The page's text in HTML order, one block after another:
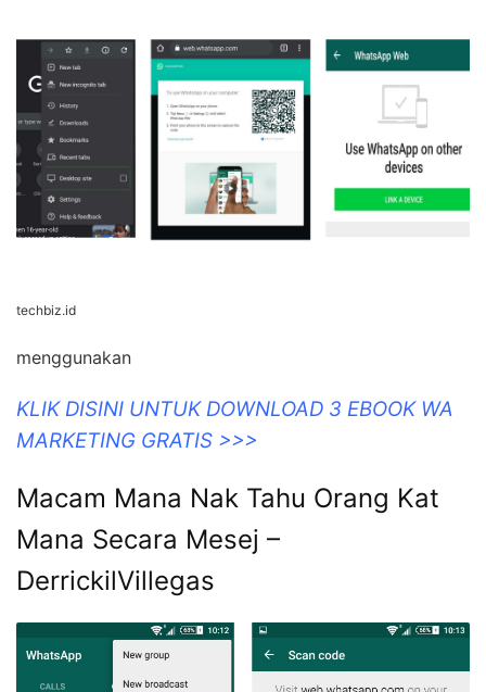
Cara Menggunakan WhatsApp Web
Di Hp Tanpa App Terbaru 2021
techbiz.id
menggunakan
KLIK DISINI UNTUK DOWNLOAD 3 EBOOK WA
MARKETING GRATIS >>>
Macam Mana Nak Tahu Orang Kat
Mana Secara Mesej –